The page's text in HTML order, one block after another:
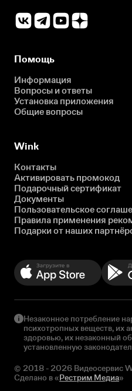
Помощь
Информация
Вопросы и ответы
Установка приложения
Общие вопросы
Wink
Контакты
Активировать промокод
Подарочный сертификат
Документы
Пользовательское
Правила применения
Подарки от наших
Незаконное потребление
психотропных веществ, их
здоровью, их незаконный
установленную
© 2018 - 2026 Видеосервис
Сделано в «Рестрим Медиа»